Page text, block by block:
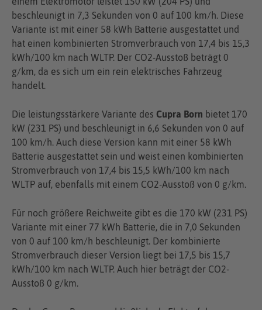
beschleunigt in 7,3 Sekunden von 0 auf 100 km/h. Diese
Variante ist mit einer 58 kWh Batterie ausgestattet und
hat einen kombinierten Stromverbrauch von 17,4 bis 15,3
kWh/100 km nach WLTP. Der CO2-Ausstoß beträgt 0
g/km, da es sich um ein rein elektrisches Fahrzeug
handelt.
Die leistungsstärkere Variante des Cupra Born bietet 170
kW (231 PS) und beschleunigt in 6,6 Sekunden von 0 auf
100 km/h. Auch diese Version kann mit einer 58 kWh
Batterie ausgestattet sein und weist einen kombinierten
Stromverbrauch von 17,4 bis 15,5 kWh/100 km nach
WLTP auf, ebenfalls mit einem CO2-Ausstoß von 0 g/km.
Für noch größere Reichweite gibt es die 170 kW (231 PS)
Variante mit einer 77 kWh Batterie, die in 7,0 Sekunden
von 0 auf 100 km/h beschleunigt. Der kombinierte
Stromverbrauch dieser Version liegt bei 17,5 bis 15,7
kWh/100 km nach WLTP. Auch hier beträgt der CO2-
Ausstoß 0 g/km.